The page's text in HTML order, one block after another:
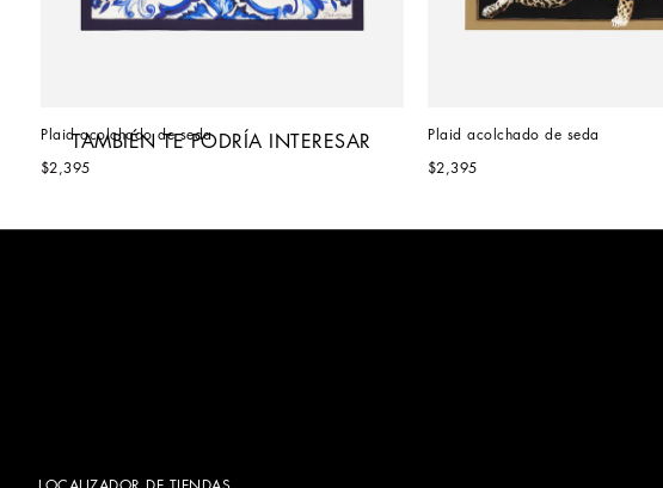
Plaid acolchado de seda
$2,395
Plaid acolchado de seda
$2,395
TAMBIÉN TE PODRÍA INTERESAR